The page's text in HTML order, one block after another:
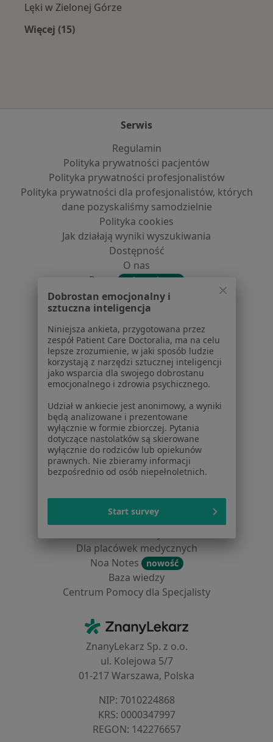
Lęki w Zielonej Górze
Więcej (15)
Serwis
Regulamin
Polityka prywatności pacjentów
Polityka prywatności profesjonalistów
Polityka prywatności dla profesjonalistów, których
dane pozyskaliśmy samodzielnie
Polityka cookies
Jak działają wyniki wyszukiwania
Dostępność
O nas
Praca
Rekrutujemy!
Partnerzy
Centrum prasowe
Kontakt
Dla pacjentów
Lekarze
Placówki medyczne
Pytania i odpowiedzi
Usługi i zabiegi
Choroby
Pomoc
Aplikacje mobilne
Blog dla pacjentów
Dla profesjonalistów
Cennik
Dla placówek medycznych
Noa Notes
nowość
Baza wiedzy
Centrum Pomocy dla Specjalisty
ZnanyLekarz - Strona główna
ZnanyLekarz Sp. z o.o.
ul. Kolejowa 5/7
01-217 Warszawa, Polska
NIP: ⁠7010224868
KRS: ⁠0000347997
REGON: ⁠142276657
Dobrostan emocjonalny i
sztuczna inteligencja
Niniejsza ankieta, przygotowana przez
zespół Patient Care Doctoralia, ma na celu
lepsze zrozumienie, w jaki sposób ludzie
korzystają z narzędzi sztucznej inteligencji
jako wsparcia dla swojego dobrostanu
emocjonalnego i zdrowia psychicznego.
Udział w ankiecie jest anonimowy, a wyniki
będą analizowane i prezentowane
wyłącznie w formie zbiorczej. Pytania
dotyczące nastolatków są skierowane
wyłącznie do rodziców lub opiekunów
prawnych. Nie zbieramy informacji
bezpośrednio od osób niepełnoletnich.
Start survey